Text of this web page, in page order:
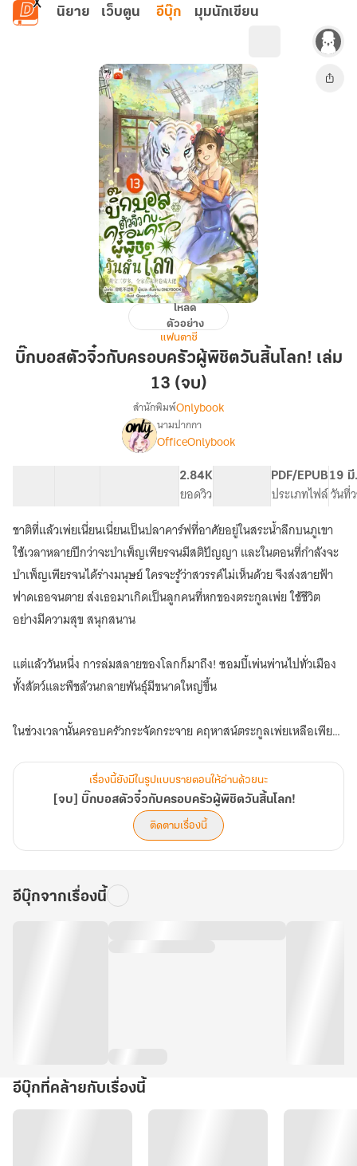
ข้ามไปยังเนื้อหาหลัก
นิยาย เว็บตูน อีบุ๊ก มุมนักเขียน
อส
ครอบครัว
พิชิต
สิ้น
โลก!
เล่ม
13
(จบ)
โหลด
ตัวอย่าง
แฟนตาซี
บิ๊กบอสตัวจิ๋วกับครอบครัวผู้พิชิตวันสิ้นโลก! เล่ม
13 (จบ)
เรื่อง[จบ]
บิ๊
กบ
อส
ตัว
จิ๋ว
กับ
ครอบครัว
ผู้
พิชิต
วัน
สิ้น
สำนักพิมพ์Onlybook
นามปากกา
OfficeOnlybook
2.84K
ยอดวิว
PDF/EPUB
ประเภทไฟล์
19
วันที่
ชาติที่แล้วเพ่ยเนี่ยนเนี่ยนเป็นปลาคาร์ฟที่อาศัยอยู่ในสระน้ำลึกบนภูเขา
ใช้เวลาหลายปีกว่าจะบำเพ็ญเพียรจนมีสติปัญญา และในตอนที่กำลังจะ
บำเพ็ญเพียรจนได้ร่างมนุษย์ ใครจะรู้ว่าสวรรค์ไม่เห็นด้วย จึงส่งสายฟ้า
ฟาดเธอจนตาย ส่งเธอมาเกิดเป็นลูกคนที่หกของตระกูลเพ่ย ใช้ชีวิต
อย่างมีความสุข สนุกสนาน
แต่แล้ววันหนึ่ง การล่มสลายของโลกก็มาถึง! ซอมบี้เพ่นพ่านไปทั่วเมือง
ทั้งสัตว์และพืชล้วนกลายพันธุ์มีขนาดใหญ่ขึ้น
ในช่วงเวลานั้นครอบครัวกระจัดกระจาย คฤหาสน์ตระกูลเพ่ยเหลือเพียง
ต่าง ๆ จึงวางแผนสร้างทีม และฝันฝ่าซอมบี้กลับมาหาเธอ แต่เมื่อกลับ
มาถึงบ้าน พวกเขาก็พบว่าทุกสิ่งได้เปลี่ยนแปลงไป
คนที่กระโดดขึ้นไปบนต้นไม้กลายพันธู์นั้น... หรือว่าจะเป็นน้องหกของ
เมื่อเกิดแผ่นดินไหว ภูเขาถล่ม น้ำทะเลซัดฝั่ง ตึกสูงถล่ม และแผ่นดินสั่น
เรื่องนี้ยังมีในรูปแบบรายตอนให้อ่านด้วยนะ
[จบ] บิ๊กบอสตัวจิ๋วกับครอบครัวผู้พิชิตวันสิ้นโลก!
ติดตามเรื่องนี้
อีบุ๊กจากเรื่องนี้
อีบุ๊กที่คล้ายกับเรื่องนี้